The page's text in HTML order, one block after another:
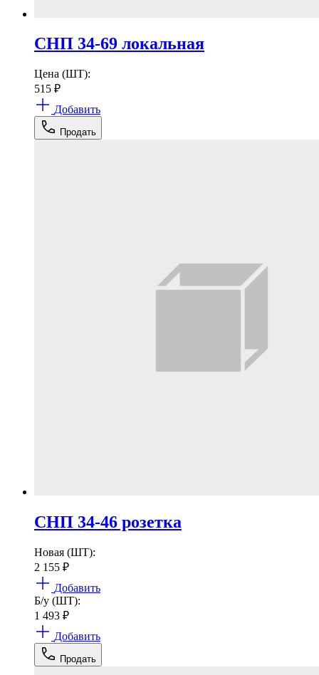
СНП 34-69 локальная
Цена (ШТ):
515 ₽
Добавить
Продать
СНП 34-46 розетка
Новая (ШТ):
2 155 ₽
Добавить
Б/у (ШТ):
1 493 ₽
Добавить
Продать